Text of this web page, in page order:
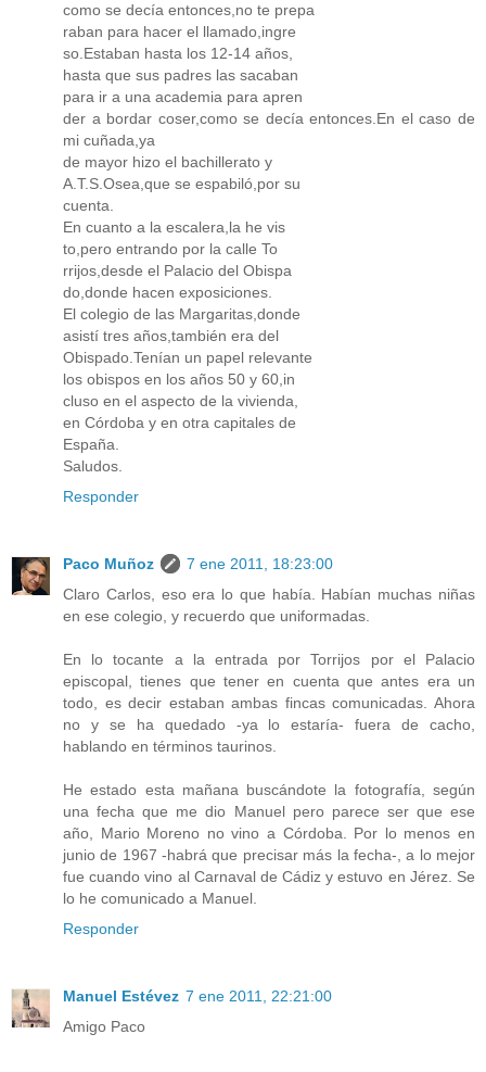
como se decía entonces,no te prepa
raban para hacer el llamado,ingre
so.Estaban hasta los 12-14 años,
hasta que sus padres las sacaban
para ir a una academia para apren
der a bordar coser,como se decía entonces.En el caso de
mi cuñada,ya
de mayor hizo el bachillerato y
A.T.S.Osea,que se espabiló,por su
cuenta.
En cuanto a la escalera,la he vis
to,pero entrando por la calle To
rrijos,desde el Palacio del Obispa
do,donde hacen exposiciones.
El colegio de las Margaritas,donde
asistí tres años,también era del
Obispado.Tenían un papel relevante
los obispos en los años 50 y 60,in
cluso en el aspecto de la vivienda,
en Córdoba y en otra capitales de
España.
Saludos.
Responder
Paco Muñoz
7 ene 2011, 18:23:00
Claro Carlos, eso era lo que había. Habían muchas niñas
en ese colegio, y recuerdo que uniformadas.
En lo tocante a la entrada por Torrijos por el Palacio
episcopal, tienes que tener en cuenta que antes era un
todo, es decir estaban ambas fincas comunicadas. Ahora
no y se ha quedado -ya lo estaría- fuera de cacho,
hablando en términos taurinos.
He estado esta mañana buscándote la fotografía, según
una fecha que me dio Manuel pero parece ser que ese
año, Mario Moreno no vino a Córdoba. Por lo menos en
junio de 1967 -habrá que precisar más la fecha-, a lo mejor
fue cuando vino al Carnaval de Cádiz y estuvo en Jérez. Se
lo he comunicado a Manuel.
Responder
Manuel Estévez 7 ene 2011, 22:21:00
Amigo Paco